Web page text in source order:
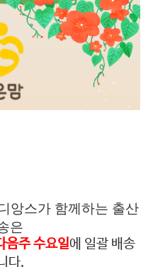
앙스가 함께하는 출산
은
음주 수요일에 일괄 배송
다.